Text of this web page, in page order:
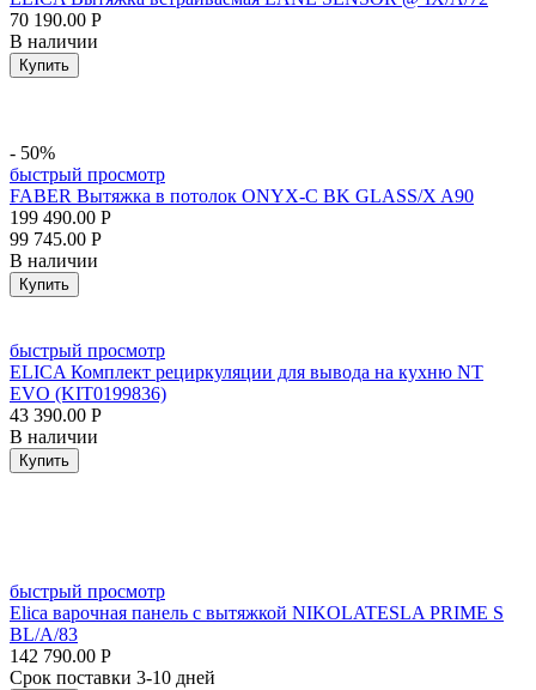
70 190.00 Р
В наличии
Купить
- 50%
быстрый просмотр
FABER Вытяжка в потолок ONYX-C BK GLASS/X A90
199 490.00 Р
99 745.00 Р
В наличии
Купить
быстрый просмотр
ELICA Комплект рециркуляции для вывода на кухню NT
EVO (KIT0199836)
43 390.00 Р
В наличии
Купить
быстрый просмотр
Elica варочная панель с вытяжкой NIKOLATESLA PRIME S
BL/A/83
142 790.00 Р
Срок поставки 3-10 дней